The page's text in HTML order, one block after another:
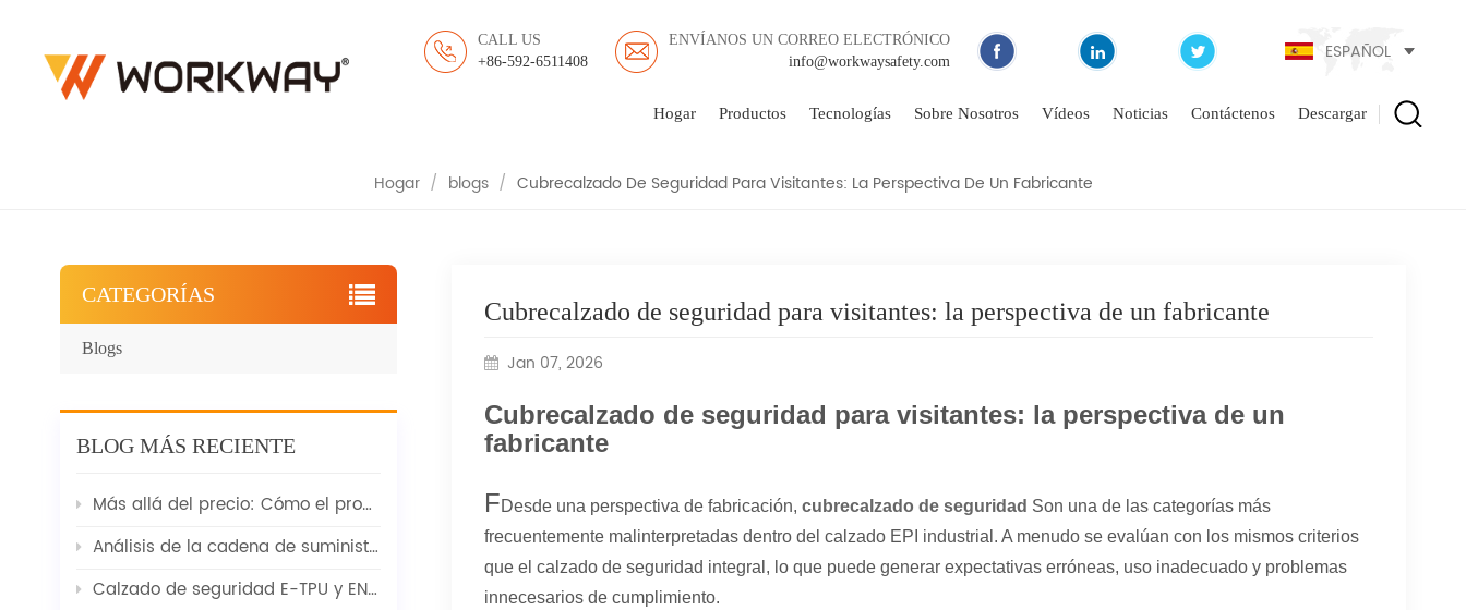
CALL US
+86-592-6511408
ENVÍANOS UN CORREO ELECTRÓNICO
info@workwaysafety.com
ESPAÑOL
Hogar Productos Tecnologías Sobre Nosotros Vídeos Noticias Contáctenos Descargar
CUBRECALZADO DE SEGURIDAD PARA VISITANTES: LA PERSPECTIVA
DE UN FABRICANTE
Hogar / blogs / Cubrecalzado De Seguridad Para Visitantes: La Perspectiva De Un Fabricante
CATEGORÍAS
Blogs
BLOG MÁS RECIENTE
Más allá del precio: Cómo el proveedor adecuado de calzado de seguridad ayuda a los compradores a concretar sus pedidos.
Análisis de la cadena de suministro de calzado de seguridad 2026 | Materias primas, transporte marítimo y señales del mercado
Calzado de seguridad E-TPU y EN ISO 20345 / Equilibrio entre comodidad y protección
Cubrecalzado de seguridad para visitantes: la perspectiva de un fabricante
Jan 07, 2026
Cubrecalzado de seguridad para visitantes: la perspectiva de un
fabricante
FDesde una perspectiva de fabricación, cubrecalzado de seguridad Son una de las categorías más
frecuentemente malinterpretadas dentro del calzado EPI industrial. A menudo se evalúan con los mismos criterios
que el calzado de seguridad integral, lo que puede generar expectativas erróneas, uso inadecuado y problemas
innecesarios de cumplimiento.